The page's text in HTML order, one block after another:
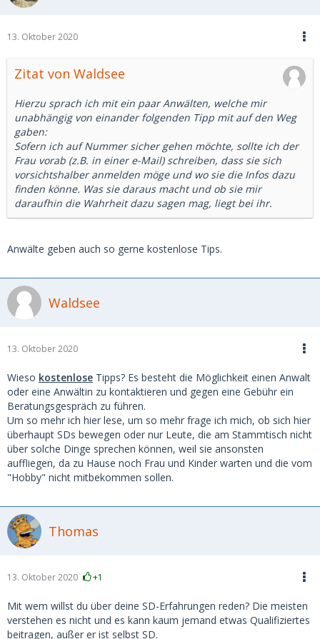
13. Oktober 2020
Zitat von Waldsee
Hierzu sprach ich mit ein paar Anwälten, welche mir
unabhängig von einander folgenden Tipp mit auf den Weg
gaben:
Sofern ich auf Nummer sicher gehen möchte, sollte ich der
Frau vorab (z.B. in einer e-Mail) schreiben, dass sie sich
vorsichtshalber anmelden möge und wo sie die Infos dazu
finden könne. Was sie daraus macht und ob sie mir
daraufhin die Wahrheit dazu sagen mag, liegt bei ihr.
Anwälte geben auch so gerne kostenlose Tips.
Waldsee
13. Oktober 2020
Wieso kostenlose Tipps? Es besteht die Möglichkeit einen Anwalt
oder eine Anwältin zu kontaktieren und gegen eine Gebühr ein
Beratungsgespräch zu führen.
Um so mehr ich hier lese, um so mehr frage ich mich, ob sich hier
überhaupt SDs bewegen oder nur Leute, die am Stammtisch nicht
über solche Dinge sprechen können, weil sie ansonsten
auffliegen, da zu Hause noch Frau und Kinder warten und die vom
"Hobby" nicht mitbekommen sollen.
Thomas
13. Oktober 2020 +1
Mit wem willst du über deine SD-Erfahrungen reden? Die meisten
verstehen es nicht und es kann kaum jemand etwas Qualifiziertes
beitragen, außer er ist selbst SD.